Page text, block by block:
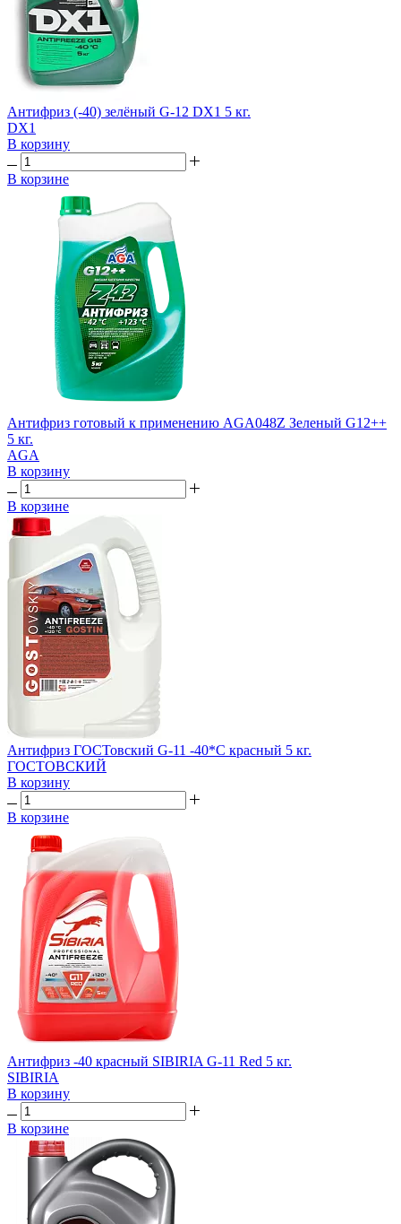
Антифриз (-40) зелёный G-12 DX1 5 кг.
DX1
В корзину
В корзине
Антифриз готовый к применению AGA048Z Зеленый G12++
5 кг.
AGA
В корзину
В корзине
Антифриз ГОСТовский G-11 -40*C красный 5 кг.
ГОСТОВСКИЙ
В корзину
В корзине
Антифриз -40 красный SIBIRIA G-11 Red 5 кг.
SIBIRIA
В корзину
В корзине